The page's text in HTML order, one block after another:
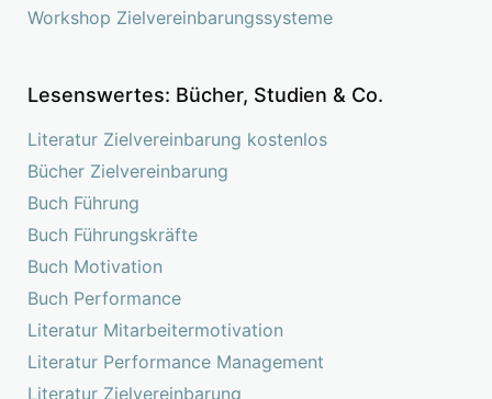
Workshop Zielvereinbarungssysteme
Lesenswertes: Bücher, Studien & Co.
Literatur Zielvereinbarung kostenlos
Bücher Zielvereinbarung
Buch Führung
Buch Führungskräfte
Buch Motivation
Buch Performance
Literatur Mitarbeitermotivation
Literatur Performance Management
Literatur Zielvereinbarung